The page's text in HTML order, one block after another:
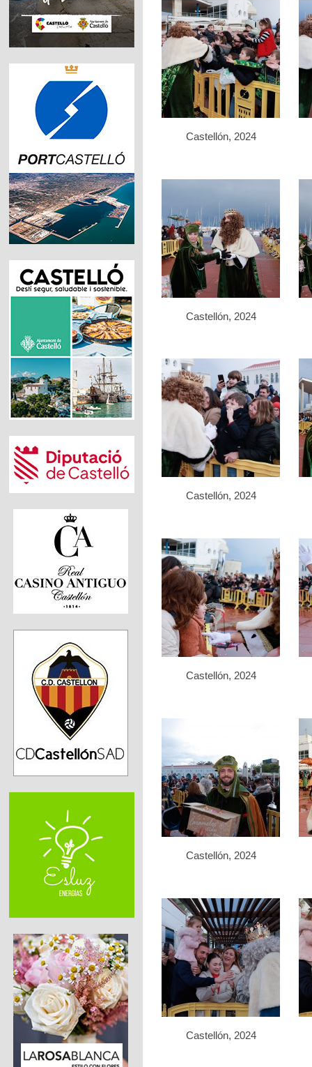
Castellón, 2024
Castellón, 2024
Castellón, 2024
Castellón, 2024
Castellón, 2024
Castellón, 2024